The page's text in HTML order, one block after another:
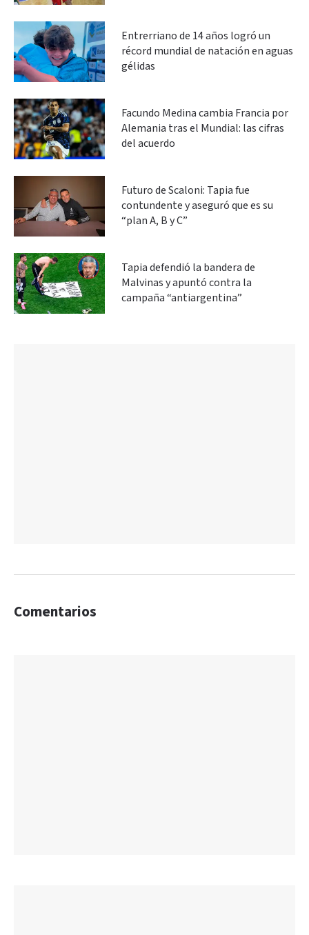
Entrerriano de 14 años logró un
récord mundial de natación en aguas
gélidas
Facundo Medina cambia Francia por
Alemania tras el Mundial: las cifras
del acuerdo
Futuro de Scaloni: Tapia fue
contundente y aseguró que es su
“plan A, B y C”
Tapia defendió la bandera de
Malvinas y apuntó contra la
campaña “antiargentina”
Comentarios